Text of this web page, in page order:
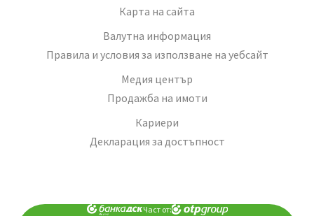
Карта на сайта
Валутна информация
Правила и условия за използване на уебсайт
Медия център
Продажба на имоти
Кариери
Декларация за достъпност
Част от: